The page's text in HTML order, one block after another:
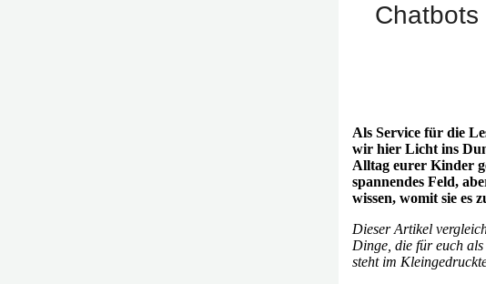
Chatbots
Als Service für die
wir hier Licht ins
Alltag eurer Kinder
spannendes Feld,
wissen, womit sie es
Dieser Artikel
Dinge, die für euch
steht im